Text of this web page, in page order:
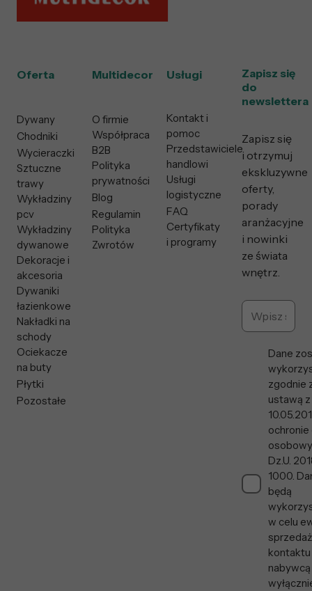
Oferta
Dywany
Chodniki
Wycieraczki
Sztuczne
trawy
Wykładziny
pcv
Wykładziny
dywanowe
Dekoracje i
akcesoria
Dywaniki
łazienkowe
Nakładki na
schody
Ociekacze
na buty
Płytki
Pozostałe
Multidecor
O firmie
Współpraca
B2B
Polityka
prywatności
Blog
Regulamin
Polityka
Zwrotów
Usługi
Kontakt i
pomoc
Przedstawiciele
handlowi
Usługi
logistyczne
FAQ
Certyfikaty
i programy
Zapisz się
do
newslettera
Zapisz się
i otrzymuj
ekskluzywne
oferty,
porady
aranżacyjne
i nowinki
ze świata
wnętrz.
Dane
zgodnie
ustawą
ochronie
Dz.U.
1000.
będą
w celu
kontaktu
nabywcą